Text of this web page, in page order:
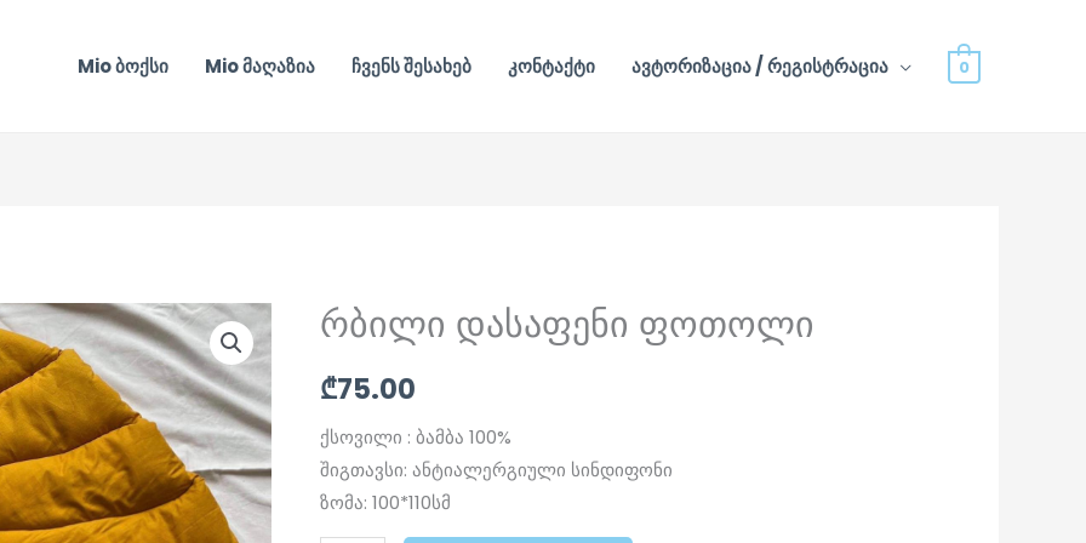
Mio ბოქსი Mio მაღაზია ჩვენს შესახებ კონტაქტი ავტორიზაცია / რეგისტრაცია 0
რბილი დასაფენი ფოთოლი
₾75.00
ქსოვილი : ბამბა 100%
შიგთავსი: ანტიალერგიული სინდიფონი
ზომა: 100*110სმ
რბილი
დასაფენი
ფოთოლი